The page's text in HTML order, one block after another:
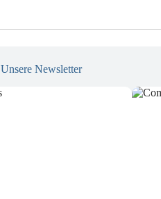
Unsere Newsletter